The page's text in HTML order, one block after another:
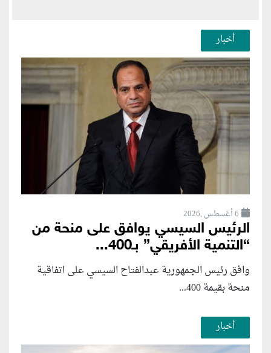
أخبار
6 أغسطس ,2026
الرئيس السيسي يوافق على منحة من
“التنمية الأفريقي” بـ400...
وافق رئيس الجمهورية عبدالفتاح السيسي على اتفاقية
منحة بقيمة 400...
أخبار